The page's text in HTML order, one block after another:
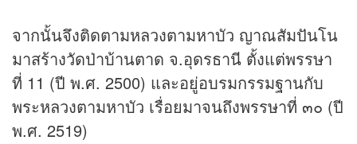
จากนั้นจึงติดตามหลวงตามหาบัว ญาณสัมปันโน
มาสร้างวัดป่าบ้านตาด จ.อุดรธานี ตั้งแต่พรรษา
ที่ 11 (ปี พ.ศ. 2500) และอยู่อบรมกรรมฐานกับ
พระหลวงตามหาบัว เรื่อยมาจนถึงพรรษาที่ ๓๐ (ปี
พ.ศ. 2519)